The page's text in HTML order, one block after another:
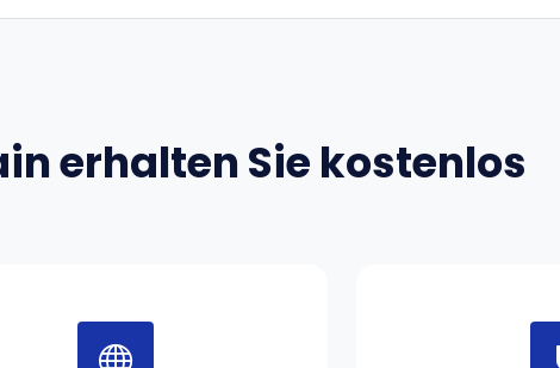
erhalten Sie kostenlos